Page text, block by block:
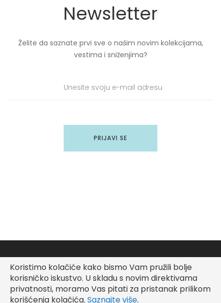
Koristimo kolačiće kako bismo Vam pružili bolje
korisničko iskustvo. U skladu s novim direktivama
privatnosti, moramo Vas pitati za pristanak prilikom
korišćenja kolačića. Saznajte više.
Newsletter
Prijavi se za naš newsletter:
Želite da saznate prvi sve o našim novim kolekcijama,
vestima i sniženjima?
PRIJAVI SE